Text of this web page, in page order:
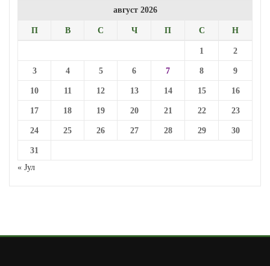
август 2026
П В С Ч П С Н
1 2
3 4 5 6 7 8 9
10 11 12 13 14 15 16
17 18 19 20 21 22 23
24 25 26 27 28 29 30
31
« Јул